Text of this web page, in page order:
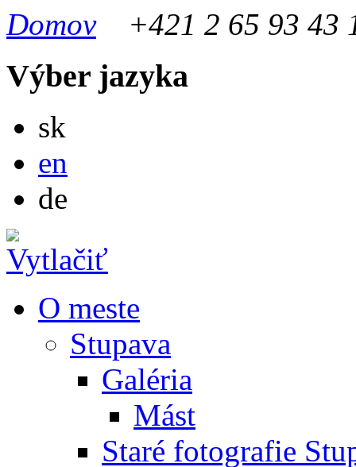
Domov +421 2 65 93 43
Výber jazyka
sk
en
de
O meste
Stupava
Galéria
Mást
Staré fotografie